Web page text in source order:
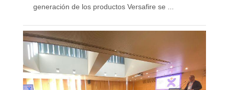
generación de los productos Versafire se ...